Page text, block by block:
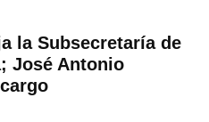
la Subsecretaría de
José Antonio